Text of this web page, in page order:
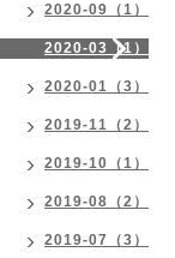
2020-09（1）
2020-03（1）
2020-01（3）
2019-11（2）
2019-10（1）
2019-08（2）
2019-07（3）